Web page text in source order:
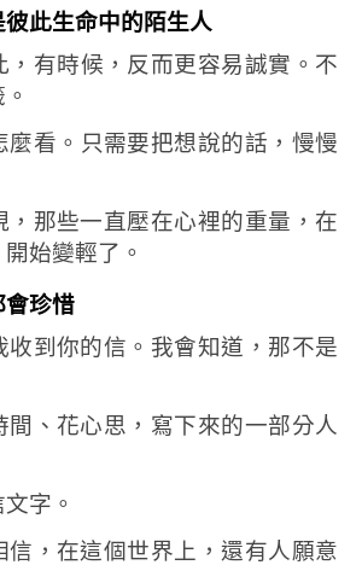
此生命中的陌生人
有時候，反而更容易誠實。 不
看。 只需要把想說的話，慢慢
，那些一直壓在心裡的重量，在
始變輕了。
會珍惜
到你的信。 我會知道，那不是
間、花心思，寫下來的一部分人
字。
信，在這個世界上，還有人願意